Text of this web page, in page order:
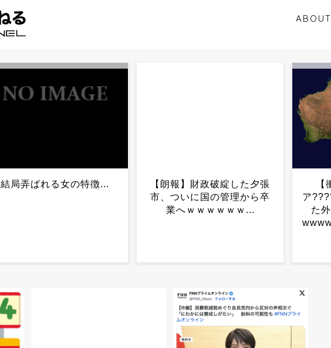
ABOUT
【朗報】財政破綻した夕張
【衝撃】オーストラリ
ア????????で入国拒否され
た外国人の半数が日本人
【
ん、